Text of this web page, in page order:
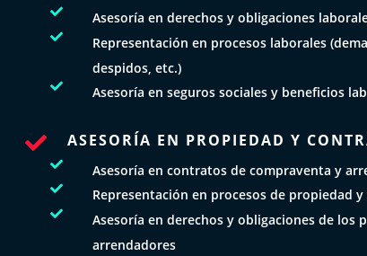
 Asesoría en derechos y obligaciones

Representación en procesos laborales
despidos, etc.)
 Asesoría en seguros sociales y beneficios
 ASESORÍA EN PROPIEDAD Y
 Asesoría en contratos de compraventa y
 Representación en procesos de propiedad

Asesoría en derechos y obligaciones de los
arrendadores